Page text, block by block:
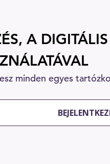
A
minden egyes